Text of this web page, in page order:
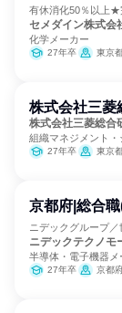
有休消化50％以上
セメダイン株式会
化学メーカー
27年卒 東京
株式会社三
株式会社三菱総合
組織マネジメント・
27年卒 東京
京都府|総合
ニデックグループ／
ニデックテクノモ
半導体・電子機器
27年卒 京都